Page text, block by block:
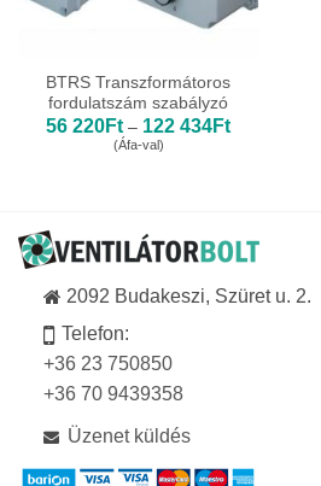
BTRS Transzformátoros
fordulatszám szabályzó
56 220Ft – 122 434FtÁrtartomány:
(Áfa-val)
2092 Budakeszi, Szüret u. 2.
Telefon:
+36 23 750850
+36 70 9439358
Üzenet küldés